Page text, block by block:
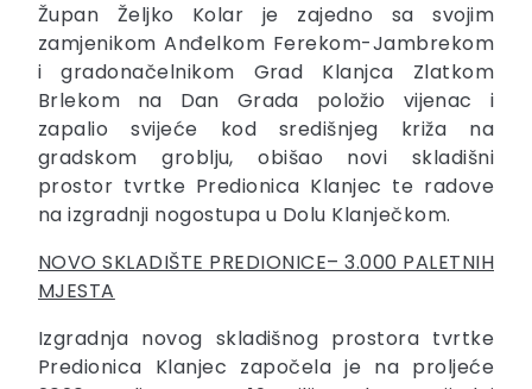
Župan Željko Kolar je zajedno sa svojim
zamjenikom Anđelkom Ferekom-Jambrekom
i gradonačelnikom Grad Klanjca Zlatkom
Brlekom na Dan Grada položio vijenac i
zapalio svijeće kod središnjeg križa na
gradskom groblju, obišao novi skladišni
prostor tvrtke Predionica Klanjec te radove
na izgradnji nogostupa u Dolu Klanječkom.
NOVO SKLADIŠTE PREDIONICE– 3.000 PALETNIH
MJESTA
Izgradnja novog skladišnog prostora tvrtke
Predionica Klanjec započela je na proljeće